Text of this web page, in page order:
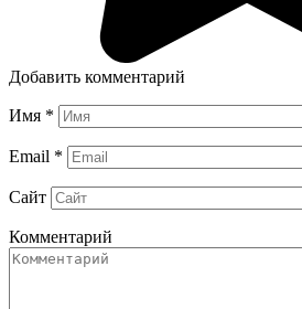
Добавить комментарий
Имя *
Email *
Сайт
Комментарий